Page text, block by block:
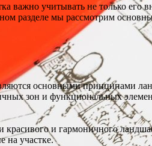
важно учитывать не только
разделе мы рассмотрим
основными принципами
зон и функциональных
и гармоничного
на участке.